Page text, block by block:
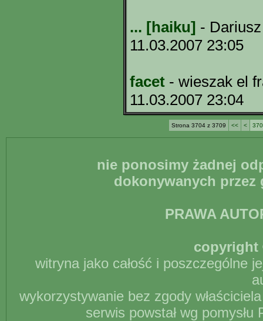
... [haiku] -
11.03.2007 23:05
facet - wieszak el
11.03.2007 23:04
Strona 3704 z 3709 << <
nie ponosimy żadnej
dokonywanych
PRAWA
copyright
witryna jako całość i poszczególne
wykorzystywanie bez zgody
serwis powstał wg